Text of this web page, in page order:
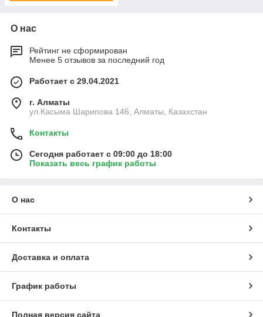
О нас
Рейтинг не сформирован
Менее 5 отзывов за последний год
Работает с 29.04.2021
г. Алматы
ул.Касыма Шарипова 146, Алматы, Казахстан
Контакты
Сегодня работает с 09:00 до 18:00
Показать весь график работы
О нас
Контакты
Доставка и оплата
График работы
Полная версия сайта